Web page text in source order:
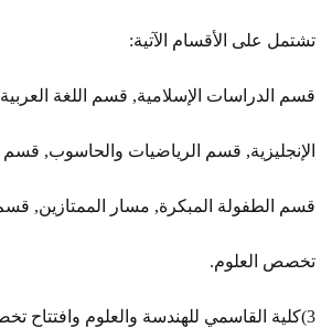
تشتمل على الأقسام الآتية:
قسم الدراسات الإسلامية, قسم اللغة
الإنجليزية, قسم الرياضيات والحاسوب, قسم
قسم الطفولة المبكرة, مسار الممتازين, قسم
تخصص العلوم.
3)كلية القاسمي للهندسة والعلوم